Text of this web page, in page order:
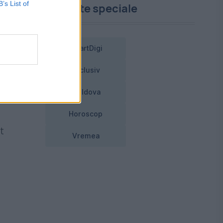
List of
Proiecte speciale
SmartDigi
Exclusiv
Moldova
Horoscop
Vremea